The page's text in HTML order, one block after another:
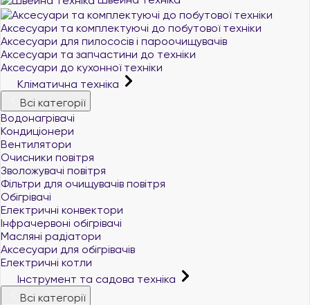
Аксесуари та комплектуючі до побутової техніки
Аксесуари для пилососів і пароочищувачів
Аксесуари та запчастини до техніки
Аксесуари до кухонної техніки
Кліматична техніка
Всі категорії
Водонагрівачі
Кондиціонери
Вентилятори
Очисники повітря
Зволожувачі повітря
Фільтри для очищувачів повітря
Обігрівачі
Електричні конвектори
Інфрачервоні обігрівачі
Масляні радіатори
Аксесуари для обігрівачів
Електричні котли
Інструмент та садова техніка
Всі категорії